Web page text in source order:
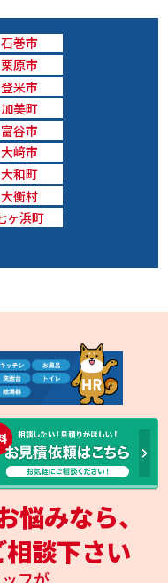
石巻市
栗原市
登米市
加美町
富谷市
大﨑市
大和町
大衡村
ヶ浜町
悩みなら、
談下さい